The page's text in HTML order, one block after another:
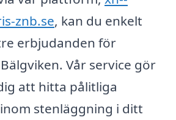
znb.se, kan du enkelt
erbjudanden för
Vår service gör
att hitta pålitliga
stenläggning i ditt